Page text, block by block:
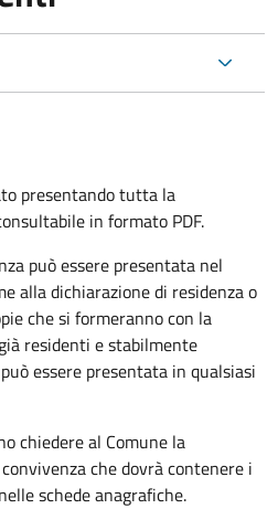
presentando tutta la
in formato PDF.
può essere presentata nel
alla dichiarazione di residenza o
che si formeranno con la
residenti e stabilmente
essere presentata in qualsiasi
chiedere al Comune la
che dovrà contenere i
schede anagrafiche.